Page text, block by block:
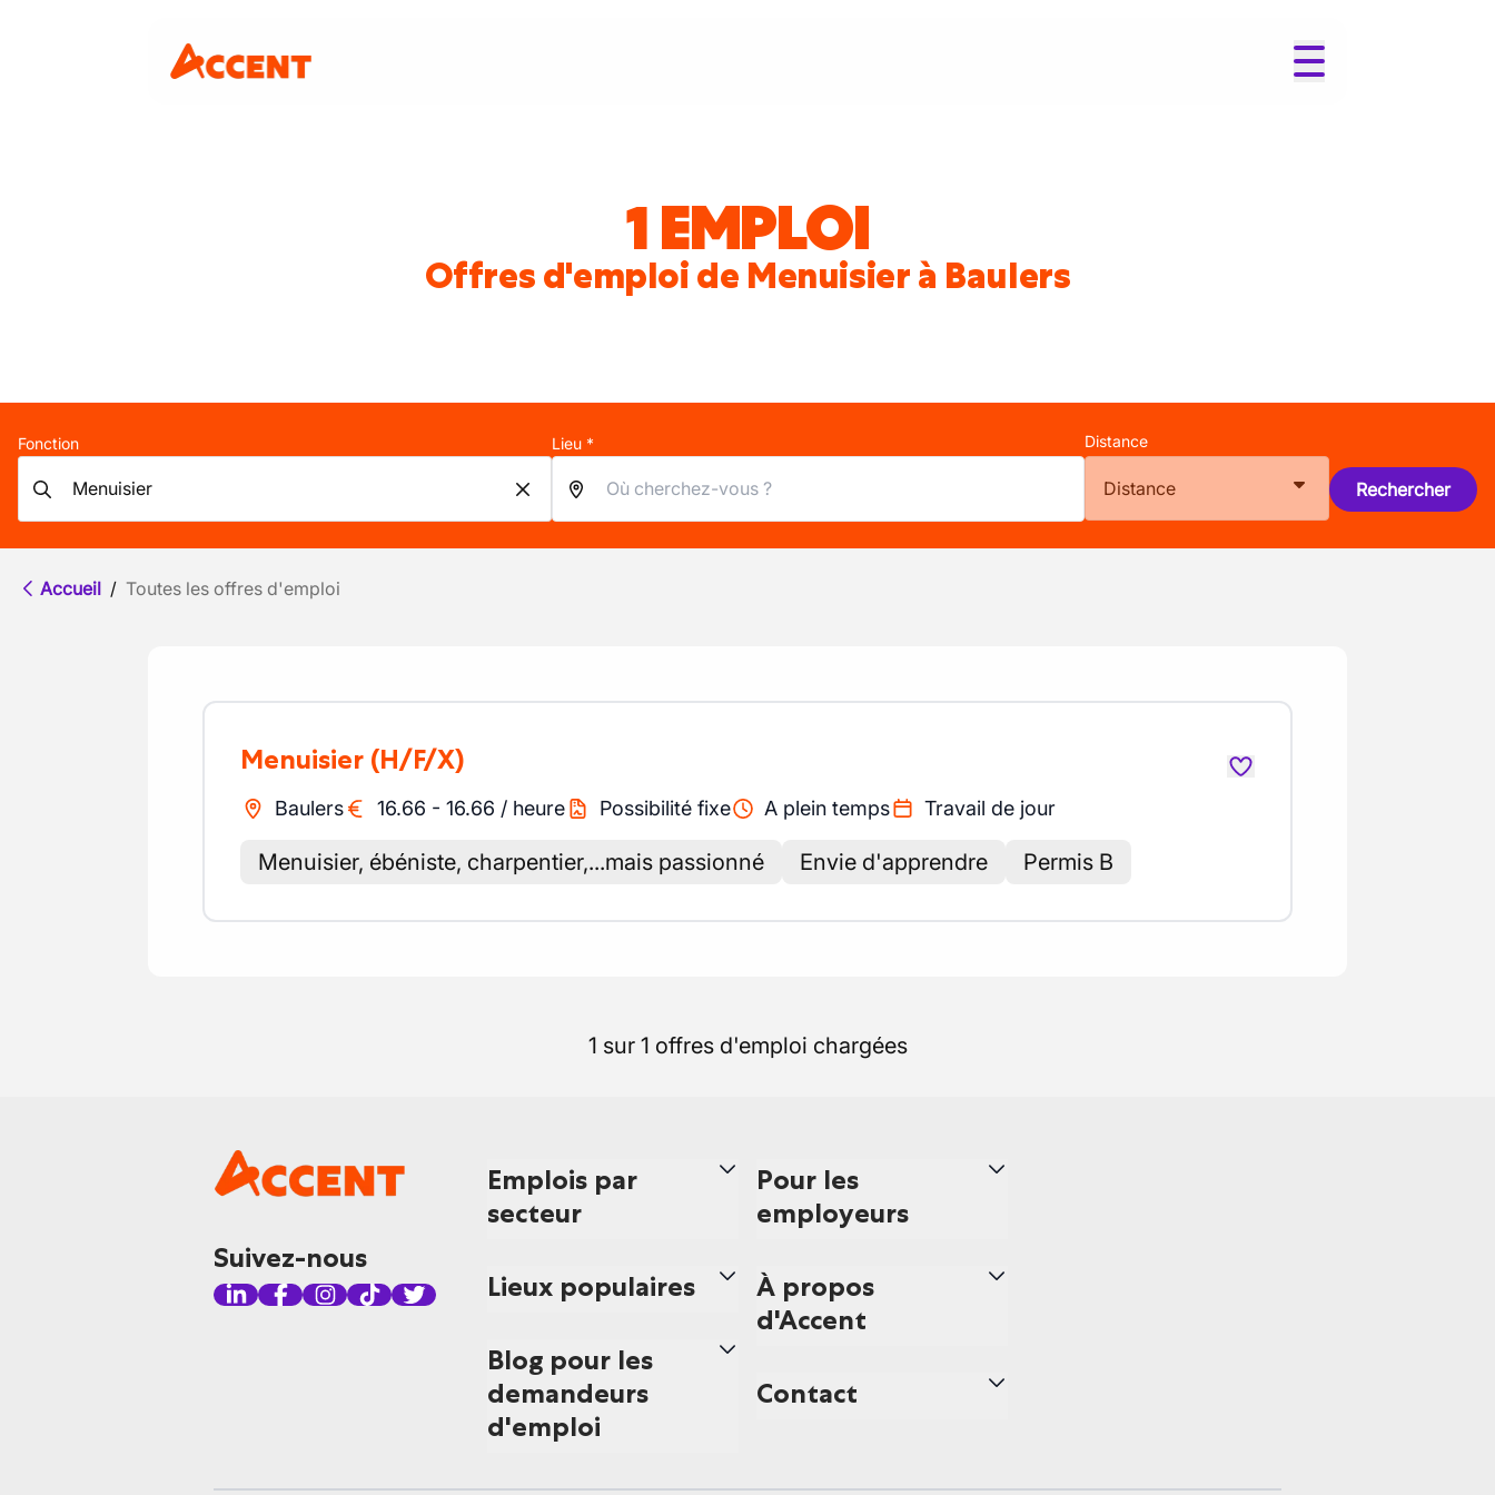
1 EMPLOI
Offres d'emploi de Menuisier à Baulers
Fonction Lieu * Distance
Distance Rechercher
Accueil / Toutes les offres d'emploi
Menuisier (H/F/X)
Baulers 16.66 - 16.66 / heure Possibilité fixe A plein temps Travail de jour
Menuisier, ébéniste, charpentier,...mais passionné Envie d'apprendre Permis B
1 sur 1 offres d'emploi chargées
Suivez-nous
Emplois par
secteur
Lieux populaires
Blog pour les
demandeurs
d'emploi
Pour les
employeurs
À propos
d'Accent
Contact